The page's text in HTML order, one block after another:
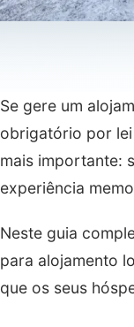
Se gere um
obrigatório por
mais importante:
experiência
Neste guia
para alojamento
que os seus